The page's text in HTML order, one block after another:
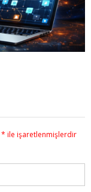
* ile işaretlenmişlerdir